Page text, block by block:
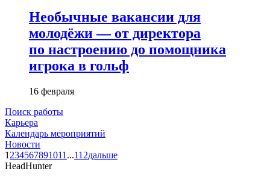
Необычные вакансии для
молодёжи — от директора
по настроению до помощника
игрока в гольф
16 февраля
Поиск работы
Карьера
Календарь мероприятий
Новости
1 234567891011 ...112дальше
HeadHunter